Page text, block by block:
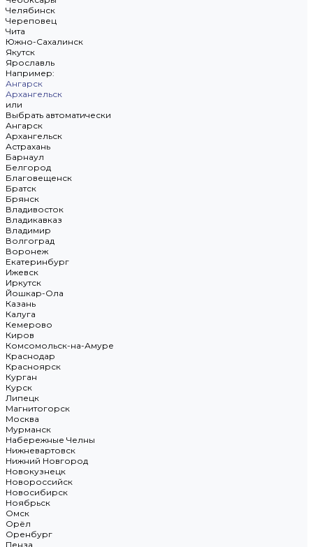
Челябинск
Череповец
Чита
Южно-Сахалинск
Якутск
Ярославль
Например:
Ангарск
Архангельск
или
Выбрать автоматически
Ангарск
Архангельск
Астрахань
Барнаул
Белгород
Благовещенск
Братск
Брянск
Владивосток
Владикавказ
Владимир
Волгоград
Воронеж
Екатеринбург
Ижевск
Иркутск
Йошкар-Ола
Казань
Калуга
Кемерово
Киров
Комсомольск-на-Амуре
Краснодар
Красноярск
Курган
Курск
Липецк
Магнитогорск
Москва
Мурманск
Набережные Челны
Нижневартовск
Нижний Новгород
Новокузнецк
Новороссийск
Новосибирск
Ноябрьск
Омск
Орёл
Оренбург
Пенза